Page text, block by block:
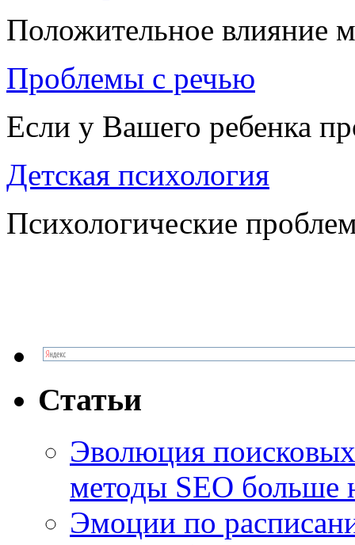
Положительное влияние
Проблемы с речью
Если у Вашего ребенка
Детская психология
Психологические
Статьи
Эволюция
методы SEO больше
Эмоции по